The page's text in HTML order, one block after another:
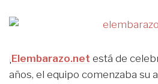
¡Elembarazo.net está de
años, el equipo comenzaba su